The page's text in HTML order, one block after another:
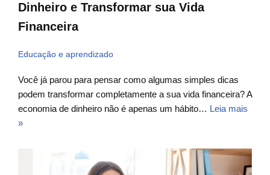
Dinheiro e Transformar sua Vida
Financeira
Educação e aprendizado
Você já parou para pensar como algumas simples dicas
podem transformar completamente a sua vida financeira? A
economia de dinheiro não é apenas um hábito… Leia mais
»